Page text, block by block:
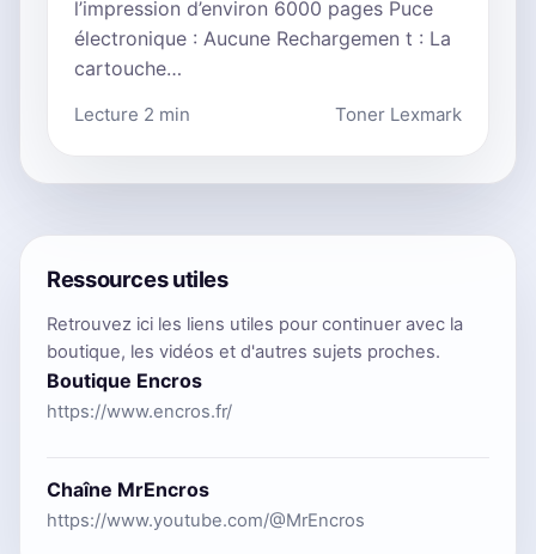
l’impression d’environ 6000 pages Puce
électronique : Aucune Rechargemen t : La
cartouche…
Lecture 2 min Toner Lexmark
Ressources utiles
Retrouvez ici les liens utiles pour continuer avec la
boutique, les vidéos et d'autres sujets proches.
Boutique Encros
https://www.encros.fr/
Chaîne MrEncros
https://www.youtube.com/@MrEncros